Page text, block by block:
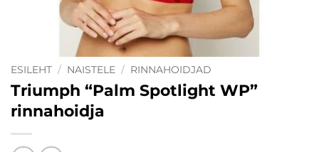
ESILEHT / NAISTELE / RINNAHOIDJAD
Triumph “Palm Spotlight WP”
rinnahoidja